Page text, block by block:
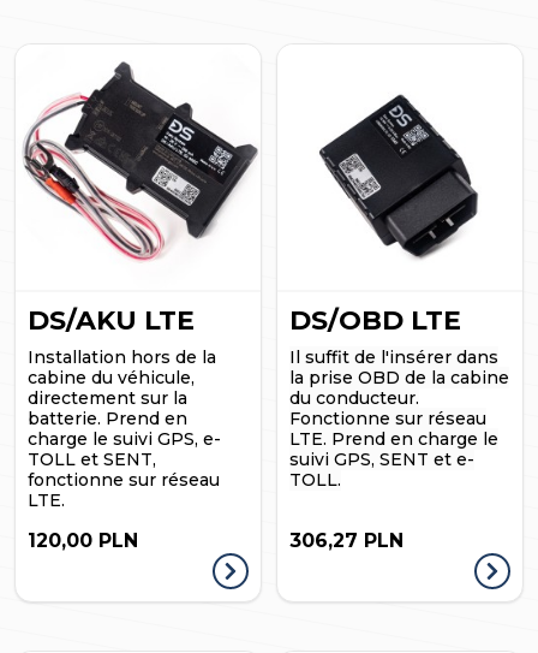
DS/AKU LTE
Installation hors de la
cabine du véhicule,
directement sur la
batterie. Prend en
charge le suivi GPS, e-
TOLL et SENT,
fonctionne sur réseau
LTE.
120,00 PLN
DS/OBD LTE
Il suffit de l'insérer dans
la prise OBD de la cabine
du conducteur.
Fonctionne sur réseau
LTE. Prend en charge le
suivi GPS, SENT et e-
TOLL.
306,27 PLN